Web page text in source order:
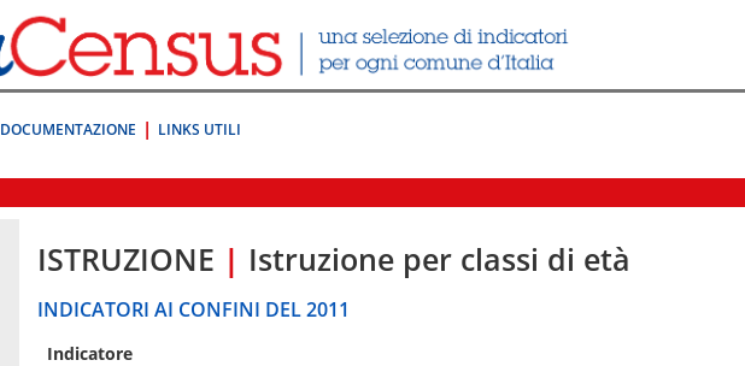
DOCUMENTAZIONE LINKS UTILI
ISTRUZIONE | Istruzione per classi di età
INDICATORI AI CONFINI DEL 2011
Indicatore